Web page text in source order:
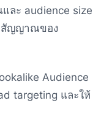
ละ audience size
สัญญาณของ
Audience
targeting และให้